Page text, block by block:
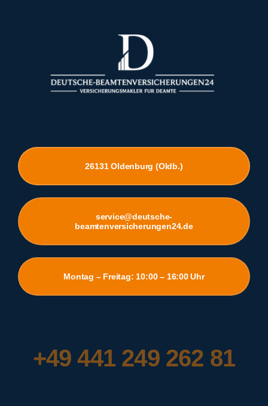
26131 Oldenburg (Oldb.)
service@deutsche-
beamtenversicherungen24.de
Montag – Freitag: 10:00 – 16:00 Uhr
+49 441 249 262 81